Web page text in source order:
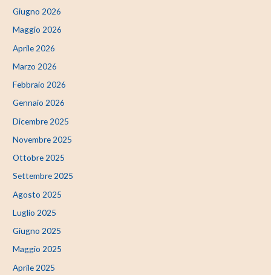
Giugno 2026
Maggio 2026
Aprile 2026
Marzo 2026
Febbraio 2026
Gennaio 2026
Dicembre 2025
Novembre 2025
Ottobre 2025
Settembre 2025
Agosto 2025
Luglio 2025
Giugno 2025
Maggio 2025
Aprile 2025